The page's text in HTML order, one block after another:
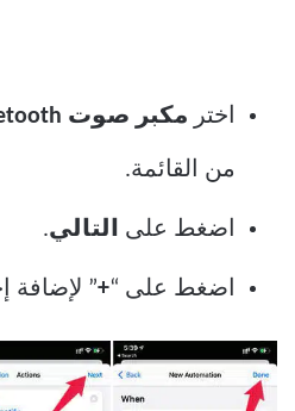
اختر مكبر صوت Bluetooth
من القائمة.
اضغط على التالي.
اضغط على “+” لإضافة